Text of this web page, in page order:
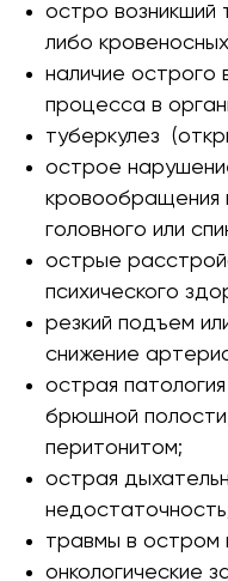
остро возникший
либо
наличие острого
процесса в
туберкулез
острое
кровообращения
головного или
острые
психического
резкий подъем
снижение
острая
брюшной
перитонитом;
острая
травмы в остром
онкологические